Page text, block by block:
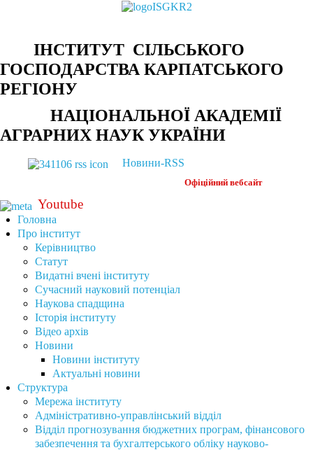
ІНСТИТУТ СІЛЬСЬКОГО
ГОСПОДАРСТВА КАРПАТСЬКОГО
РЕГІОНУ
НАЦІОНАЛЬНОЇ АКАДЕМІЇ
АГРАРНИХ НАУК УКРАЇНИ
Новини-RSS
Офіційний вебсайт
Youtube
Головна
Про інститут
Керівництво
Статут
Видатні вчені інституту
Сучасний науковий потенціал
Наукова спадщина
Історія інституту
Відео архів
Новини
Новини інституту
Актуальні новини
Структура
Мережа інституту
Адміністративно-управлінський відділ
Відділ прогнозування бюджетних програм, фінансового
забезпечення та бухгалтерського обліку науково-